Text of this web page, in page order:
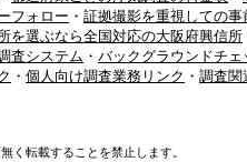
フォロー ・証拠撮影を重視しての事
を選ぶなら全国対応の大阪府興信所
査システム ・バックグラウンドチェ
・個人向け調査業務リンク ・調査関
く転載することを禁止します。